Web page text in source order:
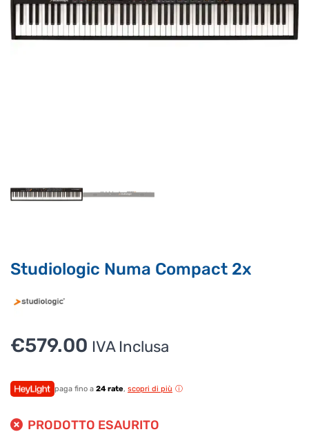
Studiologic Numa Compact 2x
€579.00 IVA Inclusa
paga fino a 24 rate, scopri di più
PRODOTTO ESAURITO
prodotti.